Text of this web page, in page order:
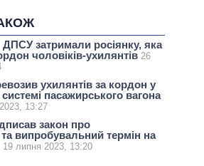
ДПСУ затримали росіянку, яка
чоловіків-ухилянтів 26
ухилянтів за кордон у
системі пасажирського вагона
13:27
закон про
та випробувальний термін на
19 липня 2023, 13:20